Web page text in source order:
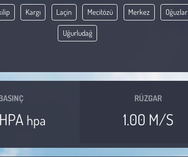
Kargı Laçin Mecitözü Merkez Oğuzlar
Uğurludağ
hpa
RÜZGAR
1.00 M/S